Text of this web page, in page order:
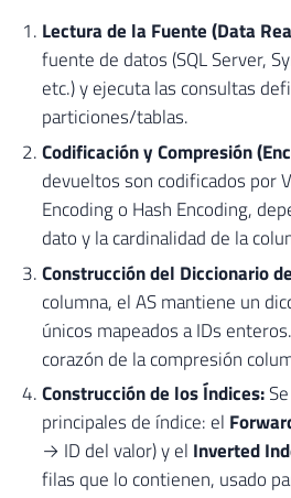
Lectura de la Fuente (Data
fuente de datos (SQL Server,
etc.) y ejecuta las consultas
particiones/tablas.
Codificación y Compresión
devueltos son codificados por
Encoding o Hash Encoding,
dato y la cardinalidad de la
Construcción del Diccionario
columna, el AS mantiene un
únicos mapeados a IDs
corazón de la compresión
Construcción de los Índices:
principales de índice: el
→ ID del valor) y el Inverted
filas que lo contienen, usado